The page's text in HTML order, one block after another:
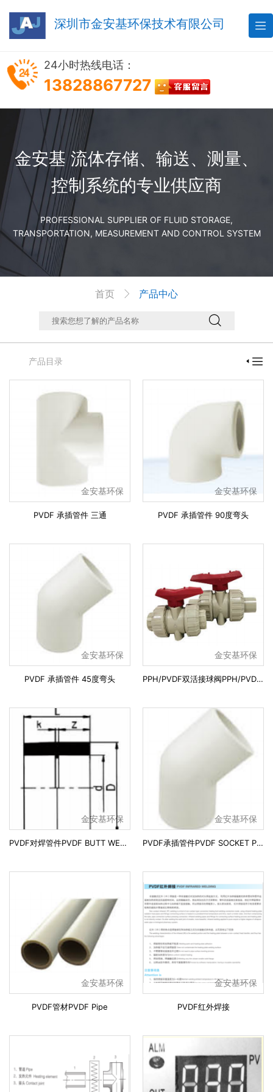
深圳市金安基环保技术有限公司 
24小时热线电话：
13828867727
金安基 流体存储、输送、测量、
控制系统的专业供应商
PROFESSIONAL SUPPLIER OF FLUID STORAGE,
TRANSPORTATION, MEASUREMENT AND CONTROL SYSTEM
首页  产品中心

产品目录  
金安基环保
PVDF 承插管件 三通
金安基环保
PVDF 承插管件 90度弯头
金安基环保
PVDF 承插管件 45度弯头
金安基环保
PPH/PVDF双活接球阀PPH/PVDF TRUEUNION BALL VALVE
金安基环保
PVDF对焊管件PVDF BUTT WELDING PIPE FITTINGS
金安基环保
PVDF承插管件PVDF SOCKET PIPE
金安基环保
PVDF管材PVDF Pipe
金安基环保
PVDF红外焊接